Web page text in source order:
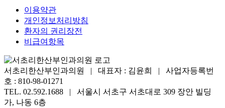
이용약관
개인정보처리방침
환자의 권리장전
비급여항목
서초리한산부인과의원 | 대표자 : 김윤희 | 사업자등록번
호 : 810-98-01271
TEL. 02.592.1688 | 서울시 서초구 서초대로 309 장안 빌딩
가, 나동 6층